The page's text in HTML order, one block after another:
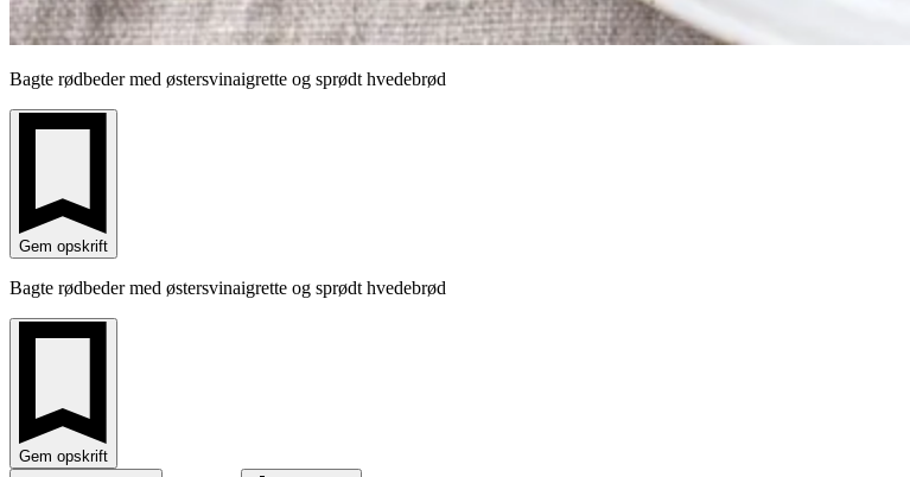
Bagte rødbeder med østersvinaigrette og sprødt hvedebrød
Gem opskrift
Bagte rødbeder med østersvinaigrette og sprødt hvedebrød
Gem opskrift